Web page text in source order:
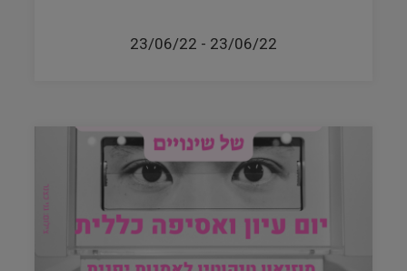
23/06/22
-
23/06/22